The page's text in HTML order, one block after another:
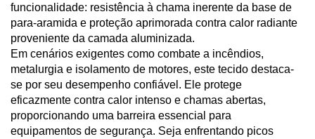
funcionalidade: resistência à chama inerente da base de
para-aramida e proteção aprimorada contra calor radiante
proveniente da camada aluminizada.
Em cenários exigentes como combate a incêndios,
metalurgia e isolamento de motores, este tecido destaca-
se por seu desempenho confiável. Ele protege
eficazmente contra calor intenso e chamas abertas,
proporcionando uma barreira essencial para
equipamentos de segurança. Seja enfrentando picos